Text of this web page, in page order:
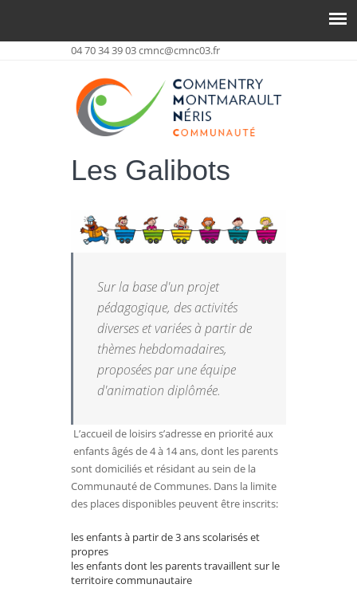
04 70 34 39 03cmnc@cmnc03.fr
Les Galibots
Sur la base d'un projet
pédagogique, des activités
diverses et variées à partir de
thèmes hebdomadaires,
proposées par une équipe
d'animation diplômée.
L’accueil de loisirs s’adresse en priorité aux
enfants âgés de 4 à 14 ans, dont les parents
sont domiciliés et résidant au sein de la
Communauté de Communes. Dans la limite
des places disponibles peuvent être inscrits:
les enfants à partir de 3 ans scolarisés et
propres
les enfants dont les parents travaillent sur le
territoire communautaire